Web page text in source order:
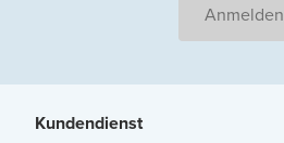
Anmelden
Kundendienst